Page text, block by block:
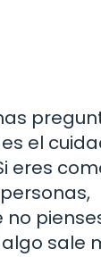
el
eres
sale